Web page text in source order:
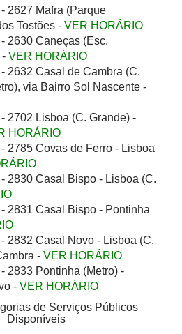
2627 Mafra (Parque
Tostões - VER HORÁRIO
2630 Caneças (Esc.
- VER HORÁRIO
2632 Casal de Cambra (C.
via Bairro Sol Nascente -
2702 Lisboa (C. Grande) -
HORÁRIO
2785 Covas de Ferro - Lisboa
2830 Casal Bispo - Lisboa (C.
2831 Casal Bispo - Pontinha
2832 Casal Novo - Lisboa (C.
- VER HORÁRIO
2833 Pontinha (Metro) -
- VER HORÁRIO
de Serviços Públicos
Disponíveis